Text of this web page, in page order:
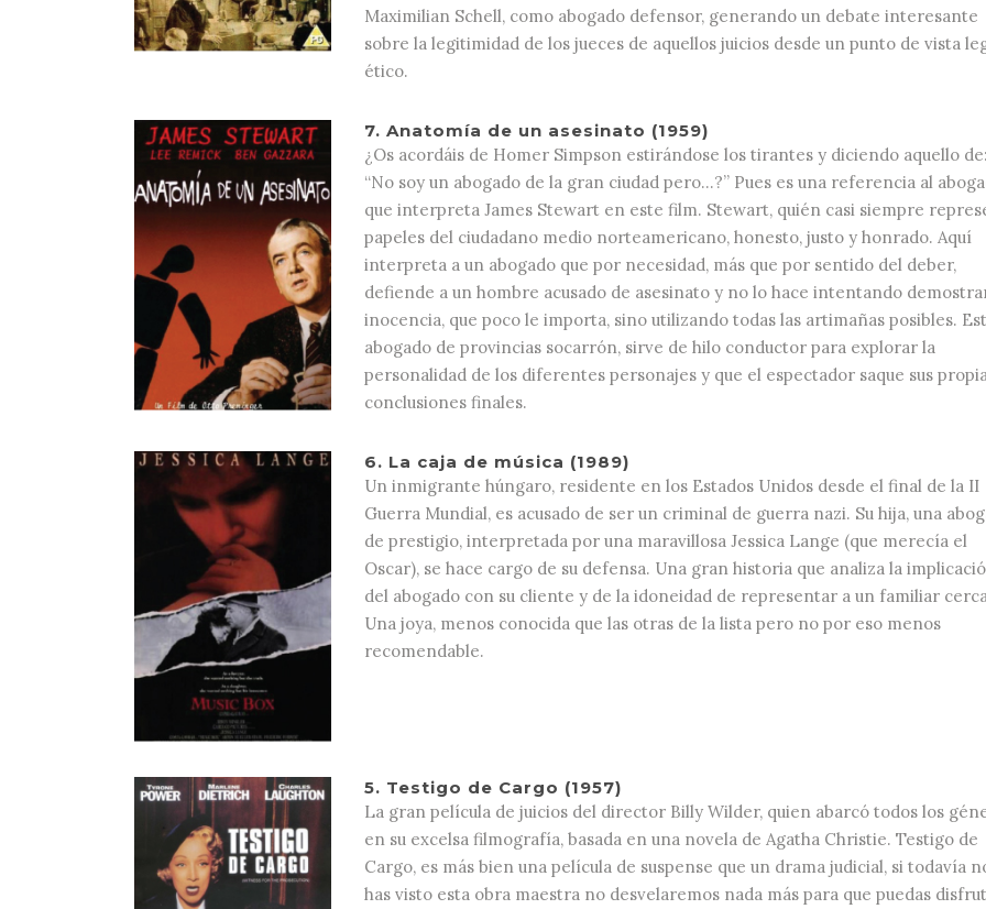
Maximilian Schell, como abogado defensor, generando un debate interesante
sobre la legitimidad de los jueces de aquellos juicios desde un punto de vista
ético.
7. Anatomía de un asesinato (1959)
¿Os acordáis de Homer Simpson estirándose los tirantes y diciendo aquello de:
“No soy un abogado de la gran ciudad pero…?” Pues es una referencia al
que interpreta James Stewart en este film. Stewart, quién casi siempre
papeles del ciudadano medio norteamericano, honesto, justo y honrado. Aquí
interpreta a un abogado que por necesidad, más que por sentido del deber,
defiende a un hombre acusado de asesinato y no lo hace intentando
inocencia, que poco le importa, sino utilizando todas las artimañas posibles.
abogado de provincias socarrón, sirve de hilo conductor para explorar la
personalidad de los diferentes personajes y que el espectador saque sus
conclusiones finales.
6. La caja de música (1989)
Un inmigrante húngaro, residente en los Estados Unidos desde el final de la II
Guerra Mundial, es acusado de ser un criminal de guerra nazi. Su hija, una
de prestigio, interpretada por una maravillosa Jessica Lange (que merecía el
Oscar), se hace cargo de su defensa. Una gran historia que analiza la
del abogado con su cliente y de la idoneidad de representar a un familiar
Una joya, menos conocida que las otras de la lista pero no por eso menos
recomendable.
5. Testigo de Cargo (1957)
La gran película de juicios del director Billy Wilder, quien abarcó todos los
en su excelsa filmografía, basada en una novela de Agatha Christie. Testigo de
Cargo, es más bien una película de suspense que un drama judicial, si todavía
has visto esta obra maestra no desvelaremos nada más para que puedas